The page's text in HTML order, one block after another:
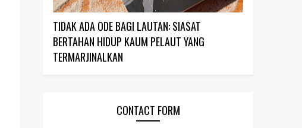
TIDAK ADA ODE BAGI LAUTAN: SIASAT
BERTAHAN HIDUP KAUM PELAUT YANG
TERMARJINALKAN
CONTACT FORM